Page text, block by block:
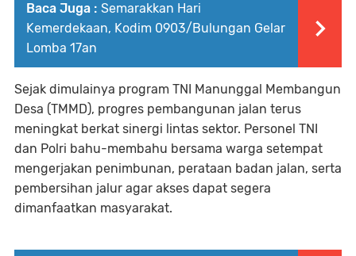
Baca Juga : Semarakkan Hari
Kemerdekaan, Kodim 0903/Bulungan Gelar
Lomba 17an
Sejak dimulainya program TNI Manunggal Membangun
Desa (TMMD), progres pembangunan jalan terus
meningkat berkat sinergi lintas sektor. Personel TNI
dan Polri bahu-membahu bersama warga setempat
mengerjakan penimbunan, perataan badan jalan, serta
pembersihan jalur agar akses dapat segera
dimanfaatkan masyarakat.